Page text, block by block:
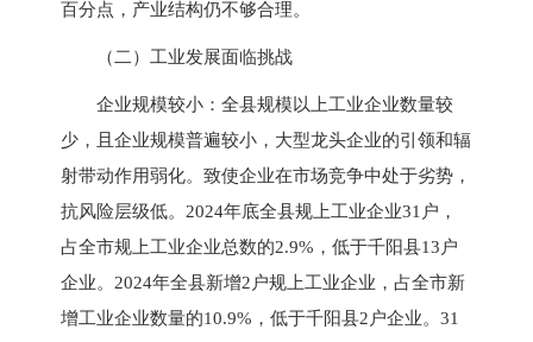
百分点，产业结构仍不够合理。
（二）工业发展面临挑战
企业规模较小：全县规模以上工业企业数量较
少，且企业规模普遍较小，大型龙头企业的引领和辐
射带动作用弱化。致使企业在市场竞争中处于劣势，
抗风险层级低。2024年底全县规上工业企业31户，
占全市规上工业企业总数的2.9%，低于千阳县13户
企业。2024年全县新增2户规上工业企业，占全市新
增工业企业数量的10.9%，低于千阳县2户企业。31